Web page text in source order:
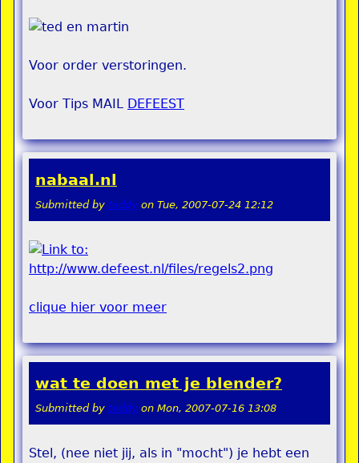
Voor order verstoringen.
Voor Tips MAIL DEFEEST
nabaal.nl
Submitted by teddy on Tue, 2007-07-24 12:12
clique hier voor meer
wat te doen met je blender?
Submitted by teddy on Mon, 2007-07-16 13:08
Stel, (nee niet jij, als in "mocht") je hebt een